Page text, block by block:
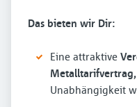
Das bieten wir Dir:
Eine attraktive
Metalltarifvertrag,
Unabhängigkeit